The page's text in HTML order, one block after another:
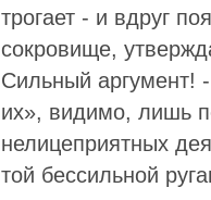
трогает - и вдруг
сокровище,
Сильный аргумент!
их», видимо, лишь
нелицеприятных
той бессильной